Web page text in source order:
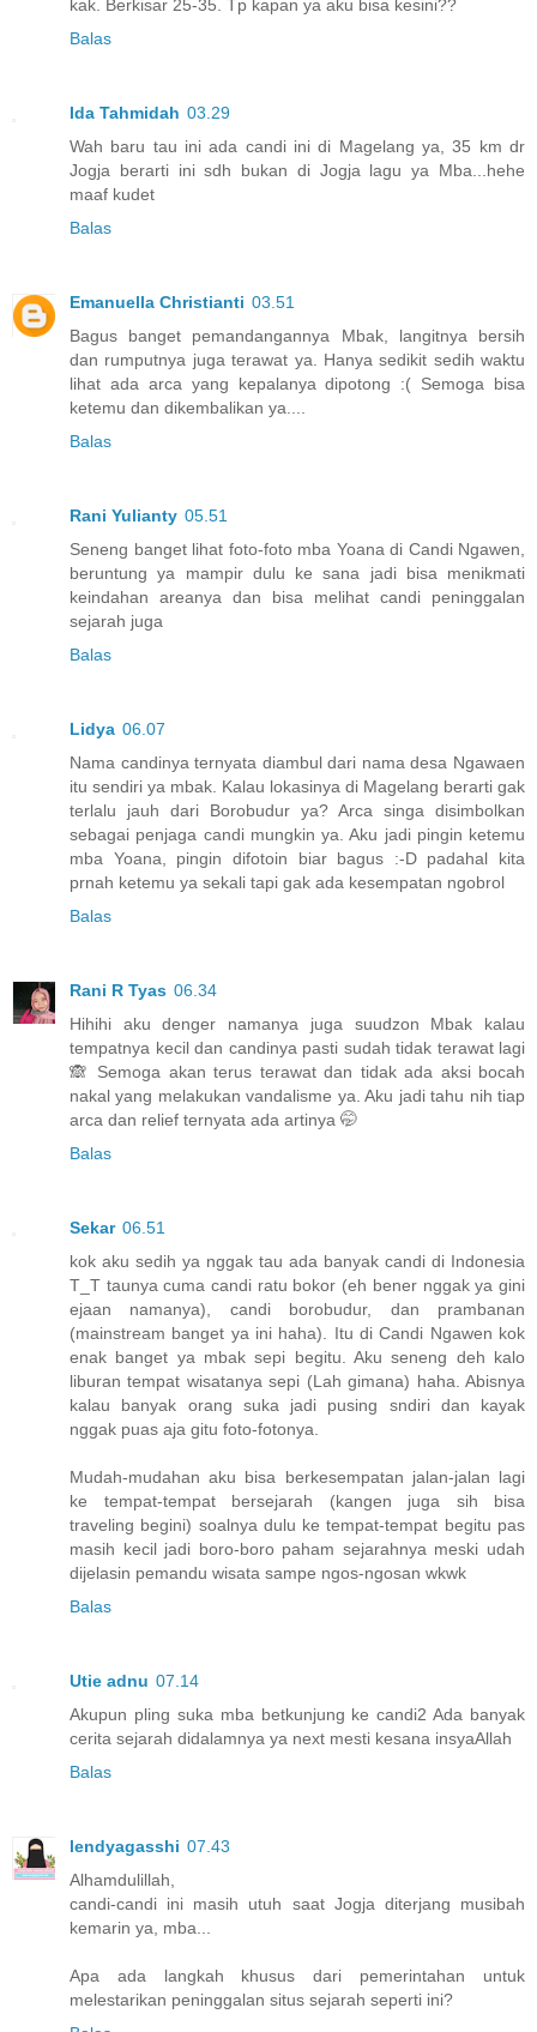
kak. Berkisar 25-35. Tp kapan ya aku bisa kesini??
Balas
Ida Tahmidah 03.29
Wah baru tau ini ada candi ini di Magelang ya, 35 km dr
Jogja berarti ini sdh bukan di Jogja lagu ya Mba...hehe
maaf kudet
Balas
Emanuella Christianti 03.51
Bagus banget pemandangannya Mbak, langitnya bersih
dan rumputnya juga terawat ya. Hanya sedikit sedih waktu
lihat ada arca yang kepalanya dipotong :( Semoga bisa
ketemu dan dikembalikan ya....
Balas
Rani Yulianty 05.51
Seneng banget lihat foto-foto mba Yoana di Candi Ngawen,
beruntung ya mampir dulu ke sana jadi bisa menikmati
keindahan areanya dan bisa melihat candi peninggalan
sejarah juga
Balas
Lidya 06.07
Nama candinya ternyata diambul dari nama desa Ngawaen
itu sendiri ya mbak. Kalau lokasinya di Magelang berarti gak
terlalu jauh dari Borobudur ya? Arca singa disimbolkan
sebagai penjaga candi mungkin ya. Aku jadi pingin ketemu
mba Yoana, pingin difotoin biar bagus :-D padahal kita
prnah ketemu ya sekali tapi gak ada kesempatan ngobrol
Balas
Rani R Tyas 06.34
Hihihi aku denger namanya juga suudzon Mbak kalau
tempatnya kecil dan candinya pasti sudah tidak terawat lagi
🙈 Semoga akan terus terawat dan tidak ada aksi bocah
nakal yang melakukan vandalisme ya. Aku jadi tahu nih tiap
arca dan relief ternyata ada artinya 🤭
Balas
Sekar 06.51
kok aku sedih ya nggak tau ada banyak candi di Indonesia
T_T taunya cuma candi ratu bokor (eh bener nggak ya gini
ejaan namanya), candi borobudur, dan prambanan
(mainstream banget ya ini haha). Itu di Candi Ngawen kok
enak banget ya mbak sepi begitu. Aku seneng deh kalo
liburan tempat wisatanya sepi (Lah gimana) haha. Abisnya
kalau banyak orang suka jadi pusing sndiri dan kayak
nggak puas aja gitu foto-fotonya.
Mudah-mudahan aku bisa berkesempatan jalan-jalan lagi
ke tempat-tempat bersejarah (kangen juga sih bisa
traveling begini) soalnya dulu ke tempat-tempat begitu pas
masih kecil jadi boro-boro paham sejarahnya meski udah
dijelasin pemandu wisata sampe ngos-ngosan wkwk
Balas
Utie adnu 07.14
Akupun pling suka mba betkunjung ke candi2 Ada banyak
cerita sejarah didalamnya ya next mesti kesana insyaAllah
Balas
lendyagasshi 07.43
Alhamdulillah,
candi-candi ini masih utuh saat Jogja diterjang musibah
kemarin ya, mba...
Apa ada langkah khusus dari pemerintahan untuk
melestarikan peninggalan situs sejarah seperti ini?